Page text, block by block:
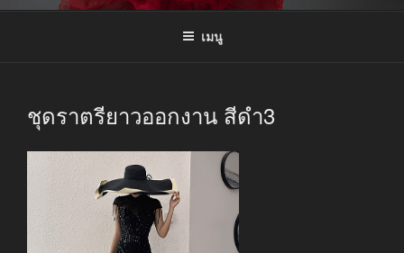
เมนู
ชุดราตรียาวออกงาน สีดำ3